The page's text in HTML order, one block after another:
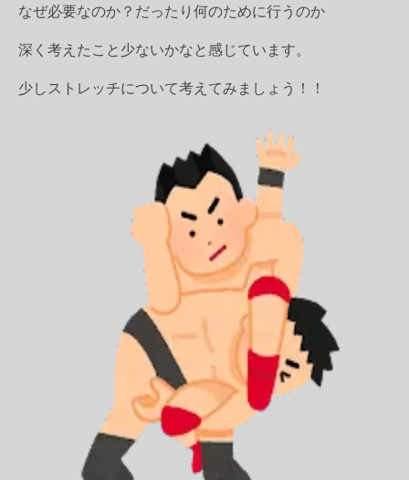
なぜ必要なのか？だったり何のために行うのか
深く考えたこと少ないかなと感じています。
少しストレッチについて考えてみましょう！！